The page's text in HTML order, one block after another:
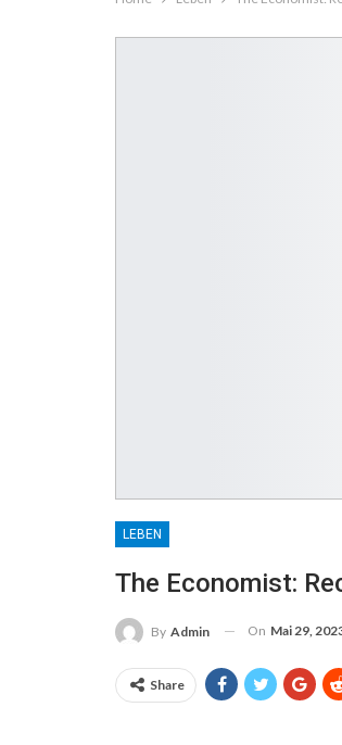
LEBEN
The Economist:
By Admin On Mai 29,
Share